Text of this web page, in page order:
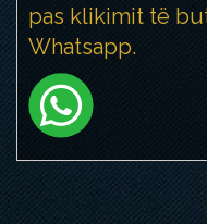
pas klikimit të
Whatsapp.